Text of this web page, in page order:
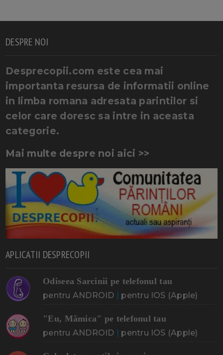
DESPRE NOI
Desprecopii.com este cea mai
importanta resursa de informatii online
in limba romana adresata parintilor si
celor care doresc sa intre in aceasta
categorie.
Mai multe despre noi aici >>
APLICATII DESPRECOPII
Odiseea Sarcinii pe telefonul tau
pentru ANDROID pentru IOS (Apple)
"Eu, Mămica" pe telefonul tau
pentru ANDROID pentru IOS (Apple)